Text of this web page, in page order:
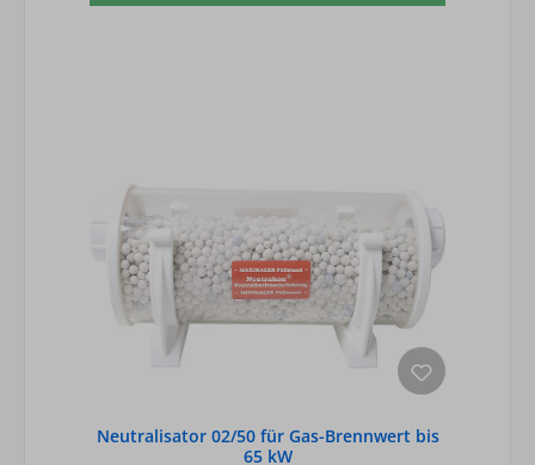
Neutralisator 02/50 für Gas-Brennwert bis
65 kW